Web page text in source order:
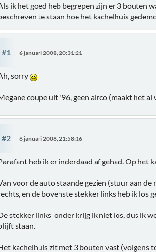
ik het goed heb begrepen zijn er 3 bouten
te staan hoe het kachelhuis
#1 6 januari 2008, 20:31:21
sorry
coupe uit '96, geen airco (maakt het al
#2 6 januari 2008, 21:58:16
heb ik er inderdaad af gehad. Op het
voor de auto staande gezien (stuur aan
en de bovenste stekker links heb ik los
stekker links-onder krijg ik niet los, dus ik
staan.
kachelhuis zit met 3 bouten vast (volgens